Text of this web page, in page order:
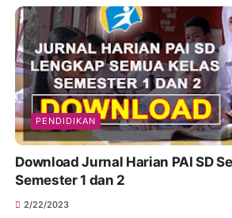
PENDIDIKAN
Download Jurnal Harian PAI SD
Semester 1 dan 2
2/22/2023